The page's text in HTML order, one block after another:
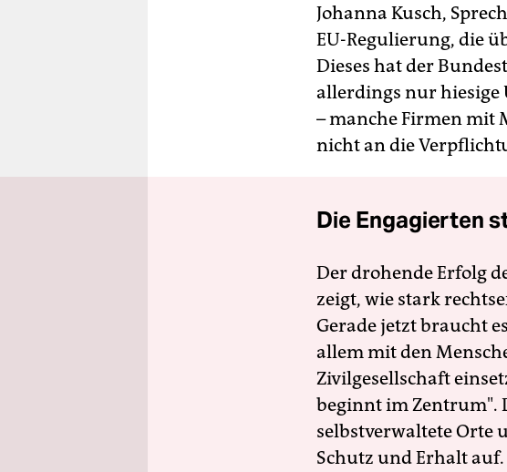
Johanna Kusch,
EU-Regulierung, die
Dieses hat der
allerdings nur hiesige
– manche Firmen mit
nicht an die
Die Engagierten
Der drohende Erfolg
zeigt, wie stark
Gerade jetzt braucht
allem mit den
Zivilgesellschaft
beginnt im Zentrum".
selbstverwaltete Orte
Schutz und Erhalt